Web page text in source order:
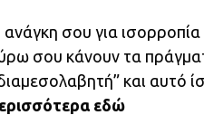
ανάγκη σου για
σου κάνουν τα
και αυτό
εδώ